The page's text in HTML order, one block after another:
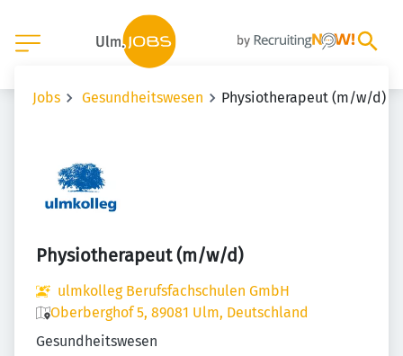
Jobs Gesundheitswesen Physiotherapeut (m/w/d)
Physiotherapeut (m/w/d)
ulmkolleg Berufsfachschulen GmbH
Oberberghof 5, 89081 Ulm, Deutschland
Gesundheitswesen